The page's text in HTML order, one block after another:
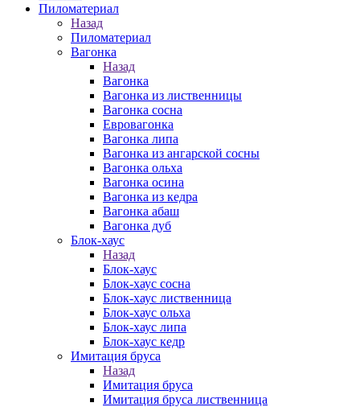
Пиломатериал
Назад
Пиломатериал
Вагонка
Назад
Вагонка
Вагонка из лиственницы
Вагонка сосна
Евровагонка
Вагонка липа
Вагонка из ангарской сосны
Вагонка ольха
Вагонка осина
Вагонка из кедра
Вагонка абаш
Вагонка дуб
Блок-хаус
Назад
Блок-хаус
Блок-хаус сосна
Блок-хаус лиственница
Блок-хаус ольха
Блок-хаус липа
Блок-хаус кедр
Имитация бруса
Назад
Имитация бруса
Имитация бруса лиственница